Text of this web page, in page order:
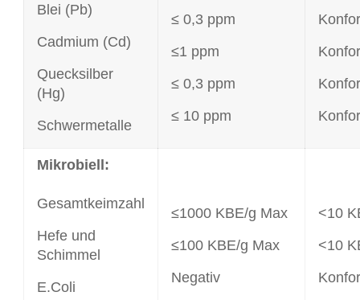
Blei (Pb)
Cadmium (Cd)
Quecksilber
(Hg)
Schwermetalle
≤ 0,3 ppm
≤1 ppm
≤ 0,3 ppm
≤ 10 ppm
Mikrobiell:
Gesamtkeimzahl
Hefe und
Schimmel
E.Coli
≤1000 KBE/g Max
≤100 KBE/g Max
Negativ
<10
<10